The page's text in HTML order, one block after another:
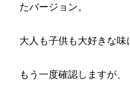
たバージョン。
大人も子供も大好きな味
もう一度確認しますが、